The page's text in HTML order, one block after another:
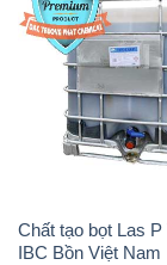
Chất tạo bọt Las P
IBC Bồn Việt Nam